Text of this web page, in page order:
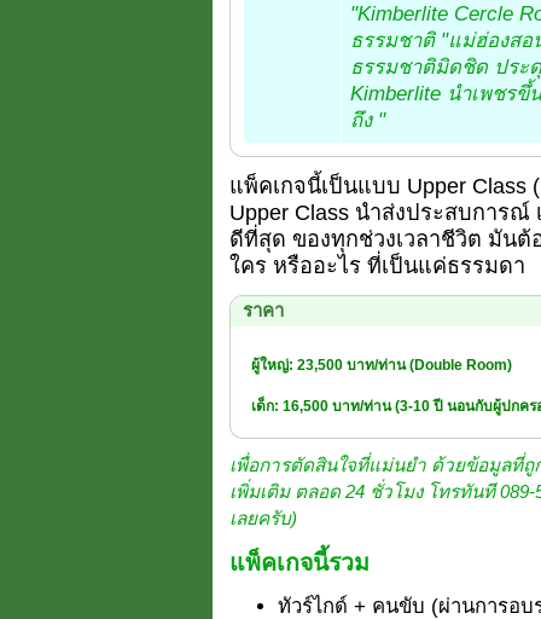
"Kimberlite Cercle
ธรรมชาติ "แม่ฮ่องสอ
ธรรมชาติมิดชิด ประ
Kimberlite นำเพชรขึ้
ถึง "
แพ็คเกจนี้เป็นแบบ Upper Class
Upper Class นำส่งประสบการณ์
ดีที่สุด ของทุกช่วงเวลาชีวิต มันต้
ใคร หรืออะไร ที่เป็นแค่ธรรมดา
ราคา
ผู้ใหญ่: 23,500 บาท/ท่าน (Double Room)
เด็ก: 16,500 บาท/ท่าน (3-10 ปี นอนกับผู้ปกคร
เพื่อการตัดสินใจที่แม่นยำ ด้วยข้อมูลที่ถู
เพิ่มเติม ตลอด 24 ชั่วโมง โทรทันที
เลยครับ)
แพ็คเกจนี้รวม
ทัวร์ไกด์ + คนขับ (ผ่านการอ